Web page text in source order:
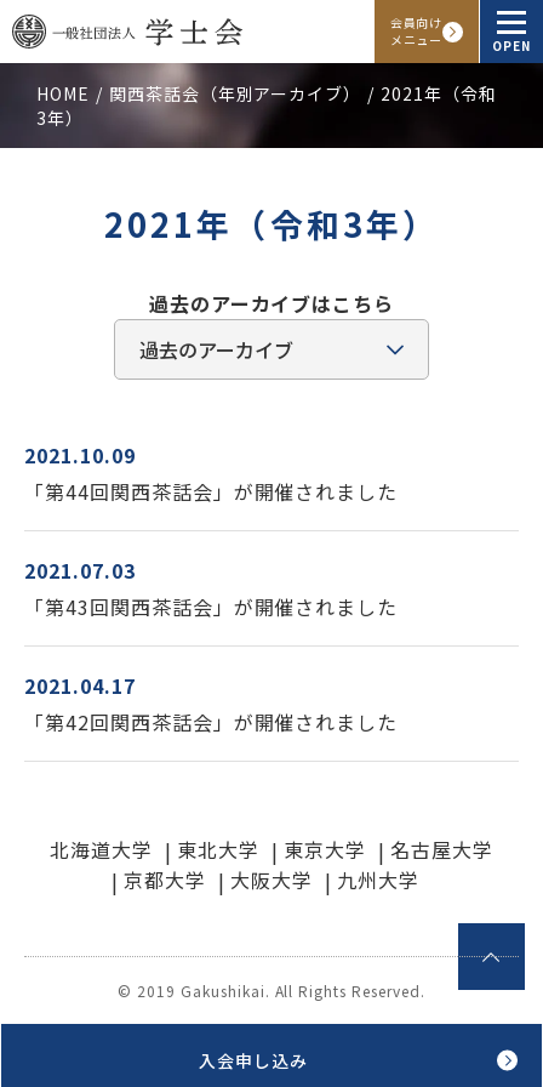
会員向け
メニュー
OPEN
学士会概要
会員向けサービス
FacebookInstagramLINE
HOME 関西茶話会（年別アーカイブ）
2021年（令和
3年）
2021年（令和3年）
過去のアーカイブはこちら
2021.10.09
「第44回関西茶話会」が開催されました
2021.07.03
「第43回関西茶話会」が開催されました
2021.04.17
「第42回関西茶話会」が開催されました
北海道大学 東北大学 東京大学
名古屋大学
京都大学
大阪大学 九州大学
© 2019 Gakushikai. All Rights Reserved.
入会申し込み